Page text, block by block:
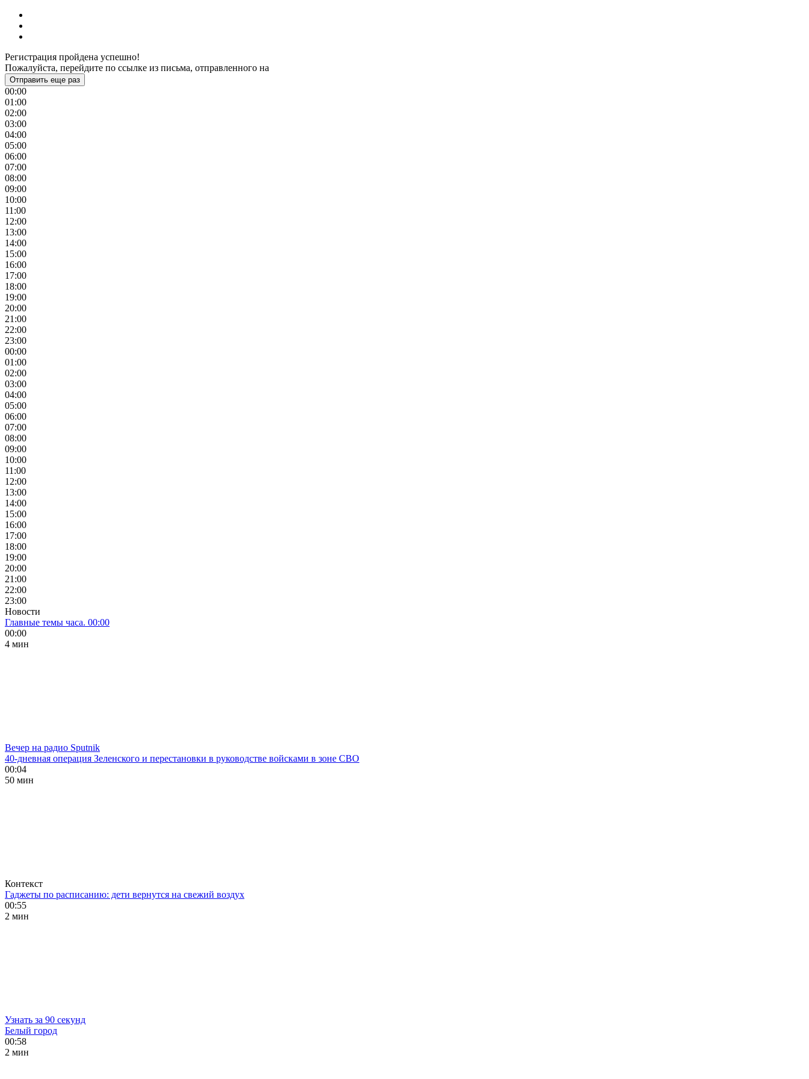
Регистрация пройдена успешно!
Пожалуйста, перейдите по ссылке из письма, отправленного на
Отправить еще раз
00:00
01:00
02:00
03:00
04:00
05:00
06:00
07:00
08:00
09:00
10:00
11:00
12:00
13:00
14:00
15:00
16:00
17:00
18:00
19:00
20:00
21:00
22:00
23:00
00:00
01:00
02:00
03:00
04:00
05:00
06:00
07:00
08:00
09:00
10:00
11:00
12:00
13:00
14:00
15:00
16:00
17:00
18:00
19:00
20:00
21:00
22:00
23:00
Новости
Главные темы часа. 00:00
00:00
4 мин
Вечер на радио Sputnik
40-дневная операция Зеленского и перестановки в руководстве войсками в зоне СВО
00:04
50 мин
Контекст
Гаджеты по расписанию: дети вернутся на свежий воздух
00:55
2 мин
Узнать за 90 секунд
Белый город
00:58
2 мин